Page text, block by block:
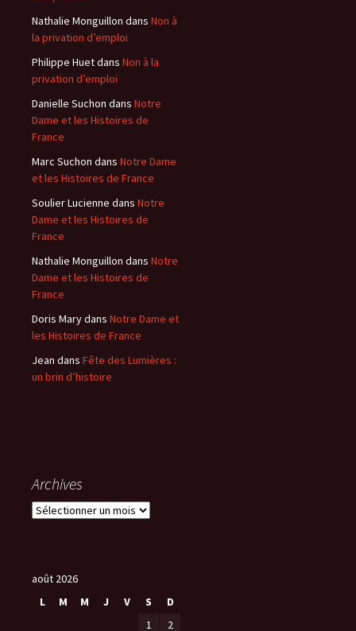
Nathalie Monguillon dans Non à
la privation d’emploi
Philippe Huetdans Non à la
privation d’emploi
Danielle Suchon dans Notre
Dame et les Histoires de
France
Marc Suchon dans Notre Dame
et les Histoires de France
Soulier Lucienne dans Notre
Dame et les Histoires de
France
Nathalie Monguillon dans Notre
Dame et les Histoires de
France
Doris Marydans Notre Dame et
les Histoires de France
Jean dans Fête des Lumières :
un brin d’histoire
Archives
A
iaoût 2026
L
M M J V S
D
1
2